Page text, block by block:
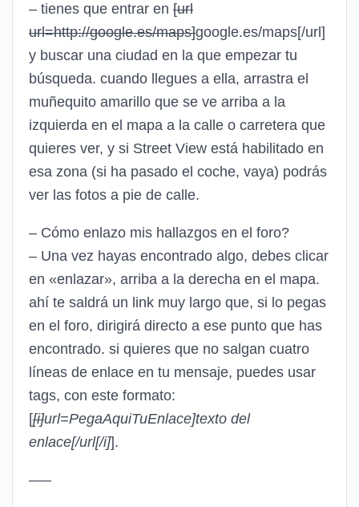
– tienes que entrar en [url
url=http://google.es/maps]google.es/maps[/url]
y buscar una ciudad en la que empezar tu
búsqueda. cuando llegues a ella, arrastra el
muñequito amarillo que se ve arriba a la
izquierda en el mapa a la calle o carretera que
quieres ver, y si Street View está habilitado en
esa zona (si ha pasado el coche, vaya) podrás
ver las fotos a pie de calle.
– Cómo enlazo mis hallazgos en el foro?
– Una vez hayas encontrado algo, debes clicar
en «enlazar», arriba a la derecha en el mapa.
ahí te saldrá un link muy largo que, si lo pegas
en el foro, dirigirá directo a ese punto que has
encontrado. si quieres que no salgan cuatro
líneas de enlace en tu mensaje, puedes usar
tags, con este formato:
[[i]url=PegaAquiTuEnlace]texto del
enlace[/url[/i]].
—–